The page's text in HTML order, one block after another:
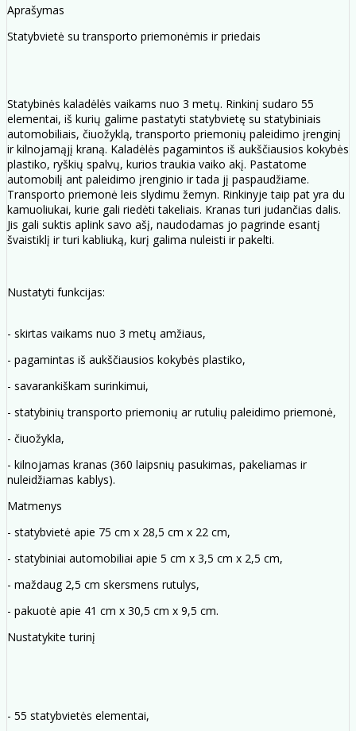
Aprašymas
Statybvietė su transporto priemonėmis ir priedais
Statybinės kaladėlės vaikams nuo 3 metų. Rinkinį sudaro 55
elementai, iš kurių galime pastatyti statybvietę su statybiniais
automobiliais, čiuožyklą, transporto priemonių paleidimo įrenginį
ir kilnojamąjį kraną. Kaladėlės pagamintos iš aukščiausios kokybės
plastiko, ryškių spalvų, kurios traukia vaiko akį. Pastatome
automobilį ant paleidimo įrenginio ir tada jį paspaudžiame.
Transporto priemonė leis slydimu žemyn. Rinkinyje taip pat yra du
kamuoliukai, kurie gali riedėti takeliais. Kranas turi judančias dalis.
Jis gali suktis aplink savo ašį, naudodamas jo pagrinde esantį
švaistiklį ir turi kabliuką, kurį galima nuleisti ir pakelti.
Nustatyti funkcijas:
- skirtas vaikams nuo 3 metų amžiaus,
- pagamintas iš aukščiausios kokybės plastiko,
- savarankiškam surinkimui,
- statybinių transporto priemonių ar rutulių paleidimo priemonė,
- čiuožykla,
- kilnojamas kranas (360 laipsnių pasukimas, pakeliamas ir
nuleidžiamas kablys).
Matmenys
- statybvietė apie 75 cm x 28,5 cm x 22 cm,
- statybiniai automobiliai apie 5 cm x 3,5 cm x 2,5 cm,
- maždaug 2,5 cm skersmens rutulys,
- pakuotė apie 41 cm x 30,5 cm x 9,5 cm.
Nustatykite turinį
- 55 statybvietės elementai,